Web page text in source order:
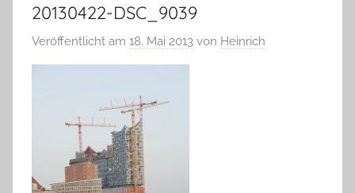
20130422-DSC_9039
Veröffentlicht am 18. Mai 2013 von Heinrich